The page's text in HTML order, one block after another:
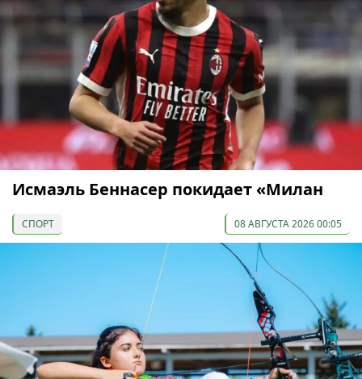
Исмаэль Беннасер покидает «Милан
СПОРТ 08 АВГУСТА 2026 00:05